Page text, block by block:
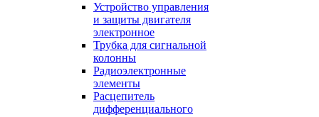
Устройство управления
и защиты двигателя
электронное
Трубка для сигнальной
колонны
Радиоэлектронные
элементы
Расцепитель
дифференциального